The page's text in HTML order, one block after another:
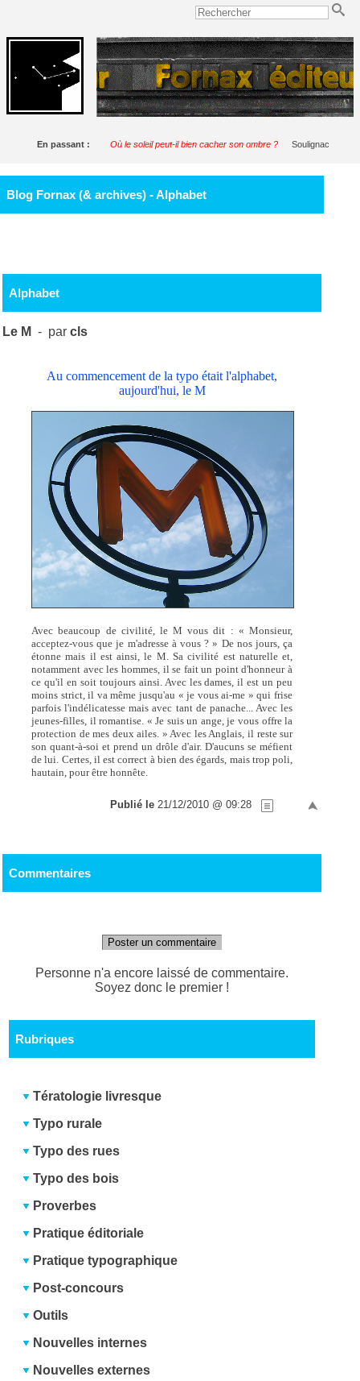
En passant : Où le soleil peut-il bien cacher son ombre ? Soulignac
Blog Fornax (& archives) - Alphabet
Alphabet
Le M - parcls
Au commencement de la typo était l'alphabet,
aujourd'hui, le M
Avec beaucoup de civilité, le M vous dit : « Monsieur,
acceptez-vous que je m'adresse à vous ? » De nos jours, ça
étonne mais il est ainsi, le M. Sa civilité est naturelle et,
notamment avec les hommes, il se fait un point d'honneur à
ce qu'il en soit toujours ainsi. Avec les dames, il est un peu
moins strict, il va même jusqu'au « je vous ai-me » qui frise
parfois l'indélicatesse mais avec tant de panache... Avec les
jeunes-filles, il romantise. « Je suis un ange, je vous offre la
protection de mes deux ailes. » Avec les Anglais, il reste sur
son quant-à-soi et prend un drôle d'air. D'aucuns se méfient
de lui. Certes, il est correct à bien des égards, mais trop poli,
hautain, pour être honnête.
Publié le 21/12/2010 @ 09:28
Commentaires
Poster un commentaire
Personne n'a encore laissé de commentaire.
Soyez donc le premier !
Rubriques
Tératologie livresque
Typo rurale
Typo des rues
Typo des bois
Proverbes
Pratique éditoriale
Pratique typographique
Post-concours
Outils
Nouvelles internes
Nouvelles externes